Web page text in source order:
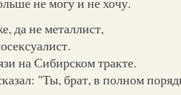
да не металлист,
на Сибирском тракте.
"Ты, брат, в полном